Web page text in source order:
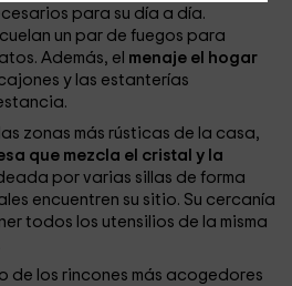
para su día a día.
un par de fuegos para
Además, el menaje el hogar
y las estanterías
zonas más rústicas de la casa,
que mezcla el cristal y la
por varias sillas de forma
encuentren su sitio. Su cercanía
todos los utensilios de la misma
de los rincones más acogedores